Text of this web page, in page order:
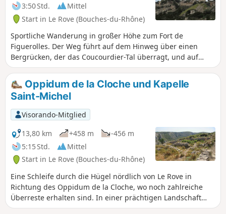
3:50 Std.
Mittel
Start in Le Rove (Bouches-du-Rhône)
Sportliche Wanderung in großer Höhe zum Fort de
Figuerolles. Der Weg führt auf dem Hinweg über einen
Bergrücken, der das Coucourdier-Tal überragt, und auf
dem Rückweg über einen Bergrücken, der das Fontêtes-Tal
überragt. Anschließend ein Abstecher auf die Anhöhen des
Baou de l'Œuvre. Entlang der gesamten Strecke bieten sich
atemberaubende Ausblicke auf die Bucht von Marseille und
ihre Inseln sowie auf die Küste der Cote Bleue. Bitte lesen
Sie den Abschnitt „Praktische Informationen“ sorgfältig
durch.
Oppidum de la Cloche und Kapelle
Saint-Michel
Visorando-Mitglied
13,80 km
+458 m
-456 m
5:15 Std.
Mittel
Start in Le Rove (Bouches-du-Rhône)
Eine Schleife durch die Hügel nördlich von Le Rove in
Richtung des Oppidum de la Cloche, wo noch zahlreiche
Überreste erhalten sind. In einer prächtigen Landschaft
und inmitten von Weiden mit wilden Ziegen führt der